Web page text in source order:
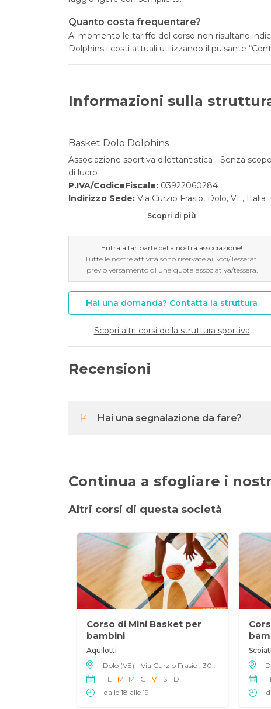
Quanto costa frequentare?
Al momento le tariffe del corso non risultano
Dolphins i costi attuali utilizzando il pulsante
Informazioni sulla
Basket Dolo Dolphins
Associazione sportiva dilettantistica - Senza scopo
di lucro
P.IVA/CodiceFiscale: 03922060284
Indirizzo Sede: Via Curzio Frasio, Dolo, VE, Italia
Scopri di più
Entra a far parte della nostra associazione!
Tutte le nostre attività sono riservate ai Soci/Tesserati
previo versamento di una quota associativa/tessera.
Hai una domanda? Contatta la struttura
Scopri altri corsi della struttura sportiva
Recensioni
Hai una segnalazione da fare?
Continua a sfogliare i
Altri corsi di questa società
Corso di Mini Basket per
bambini
Aquilotti
L
M M G V S
D
dalle 18 alle 19
L